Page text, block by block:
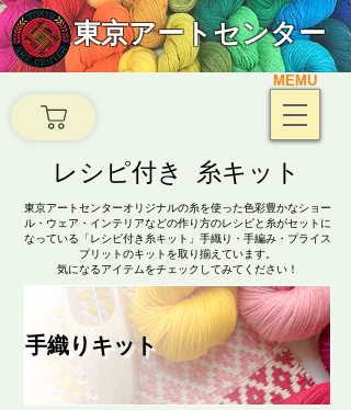
東京アートセンター
MEMU
​レシピ付き 糸キット
東京アートセンターオリジナルの糸を使った色彩豊かなショー
ル・ウェア・インテリアなどの作り方のレシピと糸がセットに
なっている「レシピ付き糸キット」手織り・手編み・プライス
プリットのキットを取り揃えています。
気になるアイテムをチェックしてみてください！
手織りキット